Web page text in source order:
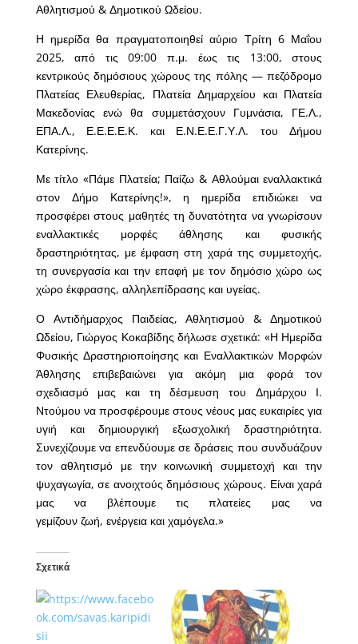
Αθλητισμού & Δημοτικού Ωδείου.
Η ημερίδα θα πραγματοποιηθεί αύριο Τρίτη 6 Μαΐου
2025, από τις 09:00 π.μ. έως τις 13:00, στους
κεντρικούς δημόσιους χώρους της πόλης — πεζόδρομο
Πλατείας Ελευθερίας, Πλατεία Δημαρχείου και Πλατεία
Μακεδονίας ενώ θα συμμετάσχουν Γυμνάσια, ΓΕ.Λ.,
ΕΠΑ.Λ., Ε.Ε.Ε.Ε.Κ. και Ε.Ν.Ε.Ε.Γ.Υ.Λ. του Δήμου
Κατερίνης.
Με τίτλο «Πάμε Πλατεία; Παίζω & Αθλούμαι εναλλακτικά
στον Δήμο Κατερίνης!», η ημερίδα επιδιώκει να
προσφέρει στους μαθητές τη δυνατότητα να γνωρίσουν
εναλλακτικές μορφές άθλησης και φυσικής
δραστηριότητας, με έμφαση στη χαρά της συμμετοχής,
τη συνεργασία και την επαφή με τον δημόσιο χώρο ως
χώρο έκφρασης, αλληλεπίδρασης και υγείας.
Ο Αντιδήμαρχος Παιδείας, Αθλητισμού & Δημοτικού
Ωδείου, Γιώργος Κοκαβίδης δήλωσε σχετικά: «Η Ημερίδα
Φυσικής Δραστηριοποίησης και Εναλλακτικών Μορφών
Άθλησης επιβεβαιώνει για ακόμη μια φορά τον
σχεδιασμό μας και τη δέσμευση του Δημάρχου Ι.
Ντούμου να προσφέρουμε στους νέους μας ευκαιρίες για
υγιή και δημιουργική εξωσχολική δραστηριότητα.
Συνεχίζουμε να επενδύουμε σε δράσεις που συνδυάζουν
τον αθλητισμό με την κοινωνική συμμετοχή και την
ψυχαγωγία, σε ανοιχτούς δημόσιους χώρους. Είναι χαρά
μας να βλέπουμε τις πλατείες μας να
γεμίζουν ζωή, ενέργεια και χαμόγελα.»
Σχετικά